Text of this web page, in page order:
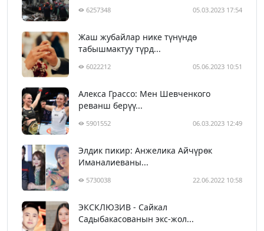
6257348 05.03.2023 17:54
Жаш жубайлар нике түнүндө
табышмактуу түрд...
6022212 05.06.2023 10:51
Алекса Грассо: Мен Шевченкого
реванш берүү...
5901552 06.03.2023 12:49
Элдик пикир: Анжелика Айчүрөк
Иманалиеваны...
5730038 22.06.2022 10:58
ЭКСКЛЮЗИВ - Сайкал
Садыбакасованын экс-жол...